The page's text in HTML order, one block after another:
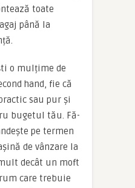
toate
până la
o mulțime de
hand, fie că
sau pur și
bugetul tău. Fă-
pe termen
de vânzare la
decât un moft
care trebuie